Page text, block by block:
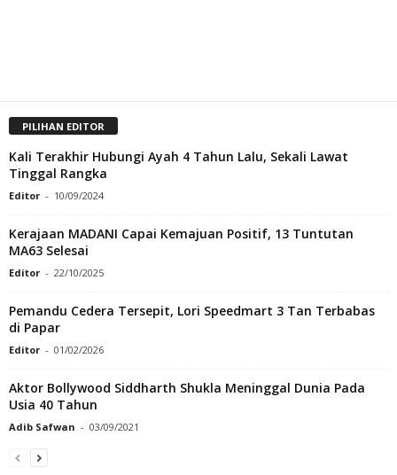
PILIHAN EDITOR
Kali Terakhir Hubungi Ayah 4 Tahun Lalu, Sekali Lawat
Tinggal Rangka
Editor - 10/09/2024
Kerajaan MADANI Capai Kemajuan Positif, 13 Tuntutan
MA63 Selesai
Editor - 22/10/2025
Pemandu Cedera Tersepit, Lori Speedmart 3 Tan Terbabas
di Papar
Editor - 01/02/2026
Aktor Bollywood Siddharth Shukla Meninggal Dunia Pada
Usia 40 Tahun
Adib Safwan - 03/09/2021